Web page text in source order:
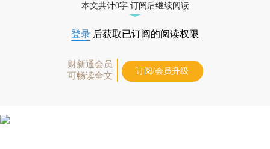
本文共计0字 订阅后继续阅读
登录 后获取已订阅的阅读权限
财新通会员
可畅读全文
订阅/会员升级